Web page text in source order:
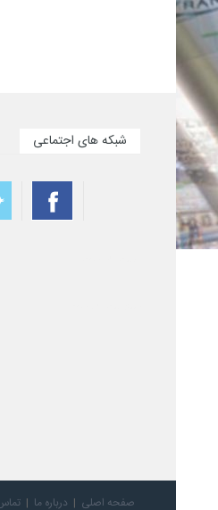
شبکه های اجتماعی
درباره ما صفحه اصلی